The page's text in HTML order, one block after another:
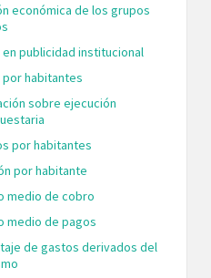
económica de los grupos
publicidad institucional
por habitantes
sobre ejecución
por habitantes
por habitante
medio de cobro
medio de pagos
de gastos derivados del